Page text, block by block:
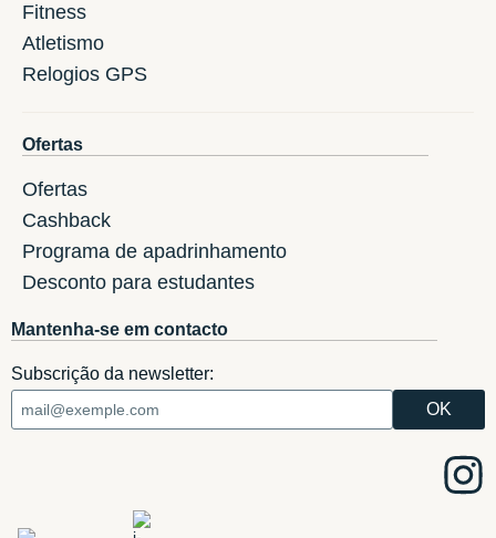
Fitness
Atletismo
Relogios GPS
Ofertas
Ofertas
Cashback
Programa de apadrinhamento
Desconto para estudantes
Mantenha-se em contacto
Subscrição da newsletter: